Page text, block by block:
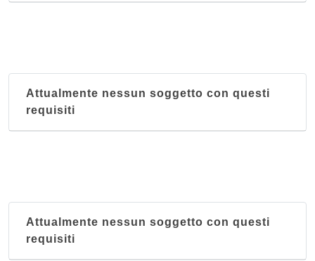
Attualmente nessun soggetto con questi
requisiti
Attualmente nessun soggetto con questi
requisiti